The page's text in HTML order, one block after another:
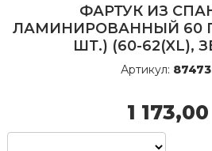
ФАРТУК ИЗ
ЛАМИНИРОВАННЫЙ 60
ШТ.) (60-62(XL),
Артикул:
1 173,00